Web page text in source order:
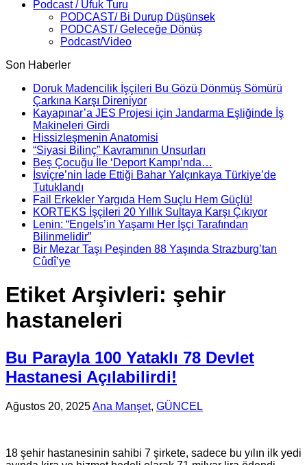
Podcast / Ufuk Turu
PODCAST/ Bi Durup Düşünsek
PODCAST/ Geleceğe Dönüş
Podcast/Video
Son Haberler
Doruk Madencilik İşçileri Bu Gözü Dönmüş Sömürü
Çarkına Karşı Direniyor
Kayapınar’a JES Projesi için Jandarma Eşliğinde İş
Makineleri Girdi
Hissizleşmenin Anatomisi
“Siyasi Bilinç” Kavramının Unsurları
Beş Çocuğu İle ‘Deport Kampı’nda…
İsviçre’nin İade Ettiği Bahar Yalçınkaya Türkiye’de
Tutuklandı
Fail Erkekler Yargıda Hem Suçlu Hem Güçlü!
KORTEKS İşçileri 20 Yıllık Sultaya Karşı Çıkıyor
Lenin: “Engels’in Yaşamı Her İşçi Tarafından
Bilinmelidir”
Bir Mezar Taşı Peşinden 88 Yaşında Strazburg’tan
Cûdî’ye
Etiket Arşivleri: şehir
hastaneleri
Bu Parayla 100 Yataklı 78 Devlet
Hastanesi Açılabilirdi!
Ağustos 20, 2025Ana Manşet, GÜNCEL
18 şehir hastanesinin sahibi 7 şirkete, sadece bu yılın ilk yedi